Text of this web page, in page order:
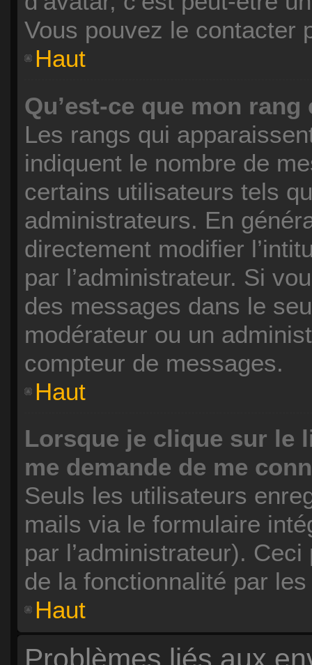
Vous pouvez le contacter
Haut
Qu’est-ce que mon
Les rangs qui
indiquent le nombre de
certains utilisateurs tels
administrateurs. En
directement modifier
par l’administrateur. Si
des messages dans le
modérateur ou un
compteur de messages.
Haut
Lorsque je clique sur le
me demande de me
Seuls les utilisateurs
mails via le formulaire
par l’administrateur).
de la fonctionnalité par
Haut